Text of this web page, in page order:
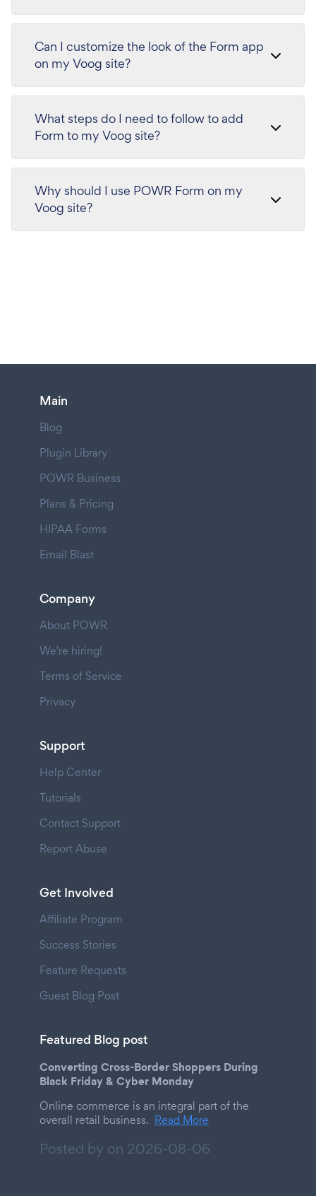
Can I customize the look of the Form app
on my Voog site?
What steps do I need to follow to add
Form to my Voog site?
Why should I use POWR Form on my
Voog site?
Main
Blog
Plugin Library
POWR Business
Plans & Pricing
HIPAA Forms
Email Blast
Company
About POWR
We're hiring!
Terms of Service
Privacy
Support
Help Center
Tutorials
Contact Support
Report Abuse
Get Involved
Affiliate Program
Success Stories
Feature Requests
Guest Blog Post
Featured Blog post
Converting Cross-Border Shoppers During
Black Friday & Cyber Monday
Online commerce is an integral part of the
overall retail business. Read More
Posted by on 2026-08-06